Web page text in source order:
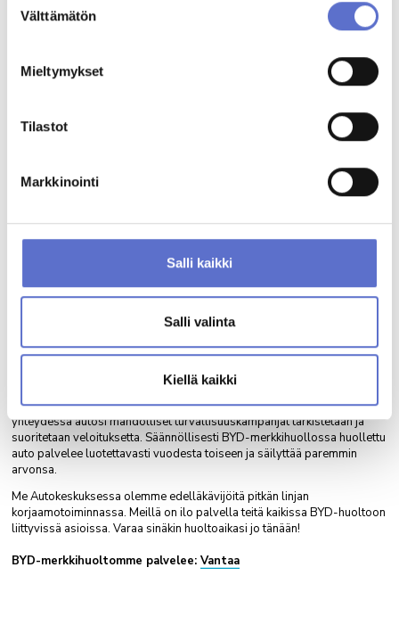
valinta
Välttämätön
Mieltymykset
Tilastot
Markkinointi
Salli kaikki
Salli valinta
Kiellä kaikki
Tarjoamme huollon lisäpalveluita huoltopalveluidemme lisäksi. Meiltä
Täyden palvelun BYD-merkkihuoltomme palvelee Vantaalla.
Sijaitsemme hyvien kulkuyhteyksien varrella. Palvelun laadun takaa
ammattitaitoinen, BYD-tuotteisiin erikoistunut ja koulutettu henkilökunta,
sekä alan modernein teknologia. Käytämme autollesi suunniteltuja
työmenetelmiä, testauslaitteita ja työkaluja sekä ainoastaan BYD-
alkuperäisosia.
Valtuutetussa BYD-merkkihuollossamme on valmistajan viimeisin tieto
autoosi liittyvistä huoltotarpeista ja -toimenpiteistä. Huollon
yhteydessä autosi mahdolliset turvallisuuskampanjat tarkistetaan ja
suoritetaan veloituksetta. Säännöllisesti BYD-merkkihuollossa huollettu
auto palvelee luotettavasti vuodesta toiseen ja säilyttää paremmin
arvonsa.
Me Autokeskuksessa olemme edelläkävijöitä pitkän linjan
korjaamotoiminnassa. Meillä on ilo palvella teitä kaikissa BYD-huoltoon
liittyvissä asioissa. Varaa sinäkin huoltoaikasi jo tänään!
BYD-merkkihuoltomme palvelee: Vantaa